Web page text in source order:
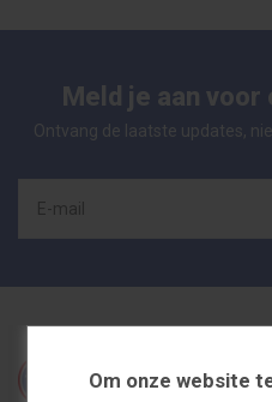
Om onze website
Meld je aan
Ontvang de laatste updates,